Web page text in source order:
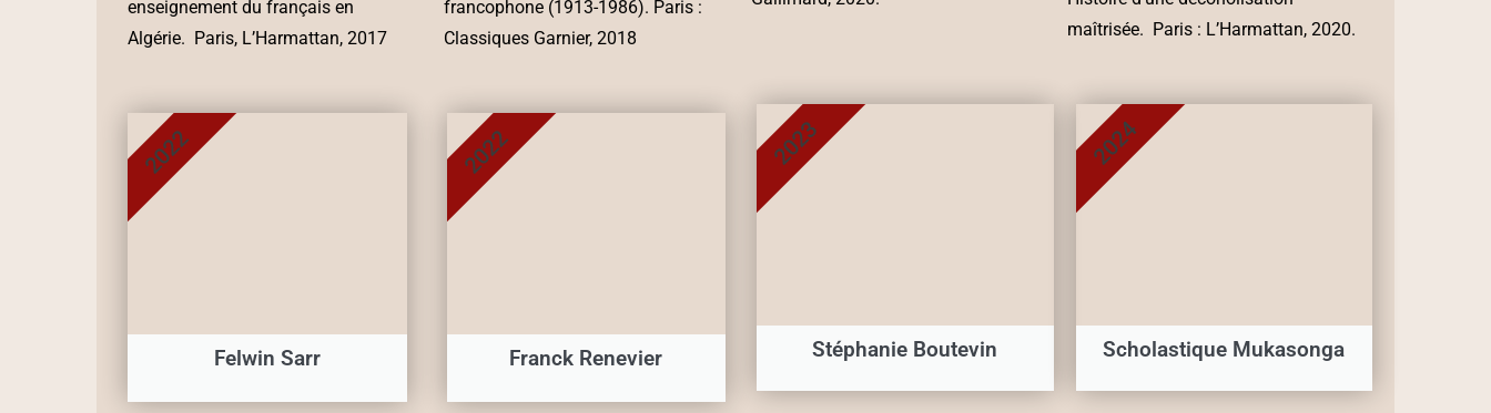
enseignement du français en
Algérie. Paris, L’Harmattan, 2017
francophone (1913-1986). Paris :
Classiques Garnier, 2018
maîtrisée. Paris : L’Harmattan, 2020.
Felwin Sarr
2022
Franck Renevier
2022
Stéphanie Boutevin
2023
Scholastique Mukasonga
2024